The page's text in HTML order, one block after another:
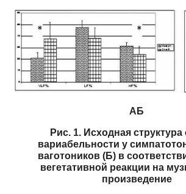
АБ
Рис. 1. Исходная структура
вариабельности у
ваготоников (Б) в
вегетативной реакции на
произведение